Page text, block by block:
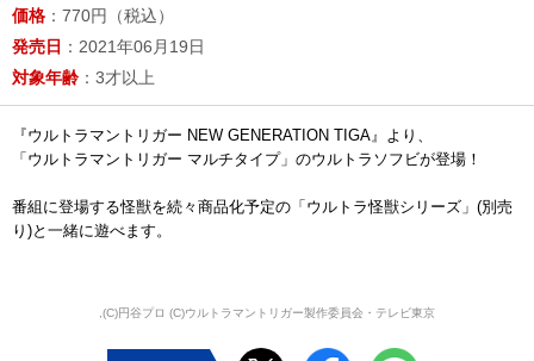
価格 ：770円（税込）
発売日 ：2021年06月19日
対象年齢 ：3才以上
『ウルトラマントリガー NEW GENERATION TIGA』より、
「ウルトラマントリガー マルチタイプ」のウルトラソフビが登場！
番組に登場する怪獣を続々商品化予定の「ウルトラ怪獣シリーズ」(別売
り)と一緒に遊べます。
,(C)円谷プロ (C)ウルトラマントリガー製作委員会・テレビ東京